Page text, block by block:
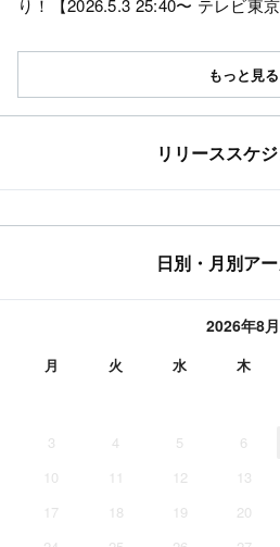
もっと見る
リリーススケ
日別・月別ア
2026年8月
月 火 水 木
3
4 5 6
10
11 12 13
17
18 19 20